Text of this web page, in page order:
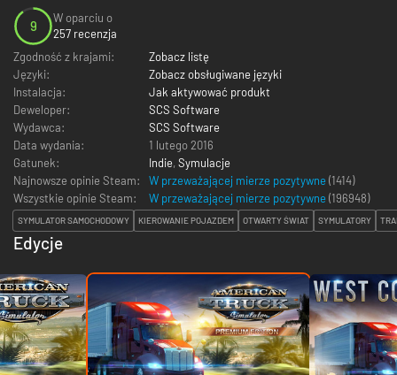
9
W oparciu o
257 recenzja
Zgodność z krajami:
Zobacz listę
Języki:
Zobacz obsługiwane języki
Instalacja:
Jak aktywować produkt
Deweloper:
SCS Software
Wydawca:
SCS Software
Data wydania:
1 lutego 2016
Gatunek:
Indie, Symulacje
Najnowsze opinie Steam:
W przeważającej mierze pozytywne (1414)
Wszystkie opinie Steam:
W przeważającej mierze pozytywne (196948)
SYMULATOR SAMOCHODOWY KIEROWANIE POJAZDEM OTWARTY ŚWIAT SYMULATORY
Edycje